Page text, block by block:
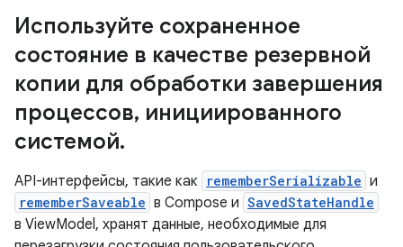
Используйте сохраненное
состояние в качестве резервной
копии для обработки завершения
процессов, инициированного
системой.
API-интерфейсы, такие как rememberSerializable и
rememberSaveable в Compose и SavedStateHandle
в ViewModel, хранят данные, необходимые для